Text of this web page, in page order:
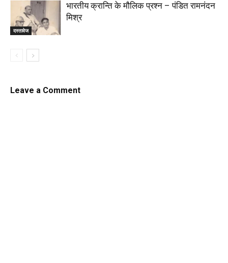
दस्तावेज
भारतीय क्रान्ति के मौलिक प्रश्न – पंडित रामनंदन
मिश्र
Leave a Comment